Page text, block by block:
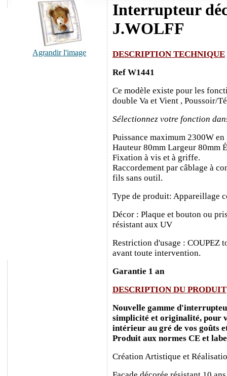
Agrandir l'image
Interrupteur
J.WOLFF
DESCRIPTION TECHNIQUE
Ref W1441
Ce modèle existe pour les
double Va et Vient , Poussoir/
Sélectionnez votre fonction
Puissance maximum 2300W
Hauteur 80mm Largeur 80mm
Fixation à vis et à griffe.
Raccordement par câblage à
fils sans outil.
Type de produit: Appareillage
Décor : Plaque et bouton ou
résistant aux UV
Restriction d'usage : COUPEZ
avant toute intervention.
Garantie 1 an
DESCRIPTION DU PRODUIT
Nouvelle gamme
simplicité et originalité, pour
intérieur au gré de vos goûts
Produit aux normes CE et
Création Artistique et